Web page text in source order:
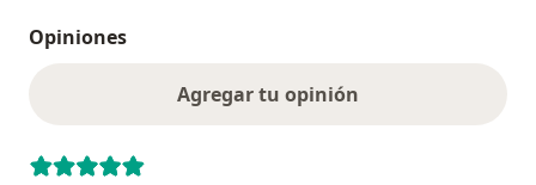
Opiniones
Agregar tu opinión